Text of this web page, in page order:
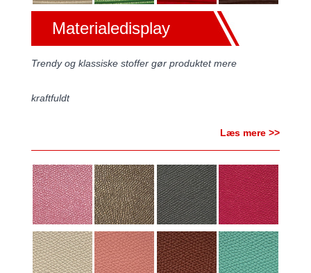
Materialedisplay
Trendy og klassiske stoffer gør produktet mere
kraftfuldt
Læs mere >>